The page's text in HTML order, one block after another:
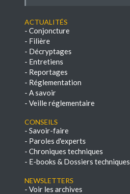
Actualités
- Conjoncture
- Filière
- Décryptages
- Entretiens
- Reportages
- Réglementation
- A savoir
- Veille réglementaire
Conseils
- Savoir-faire
- Paroles d'experts
- Chroniques techniques
- E-books & Dossiers techniques
NEWSLETTERS
- Voir les archives